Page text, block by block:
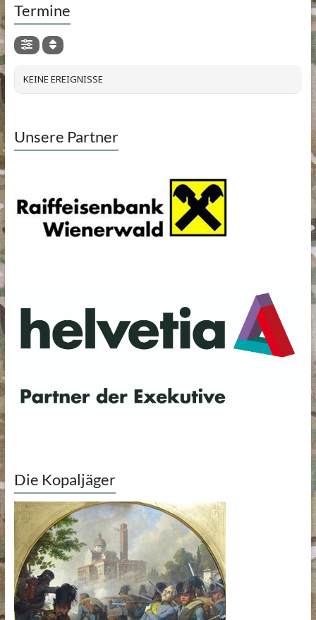
Termine
KEINE EREIGNISSE
Unsere Partner
Die Kopaljäger